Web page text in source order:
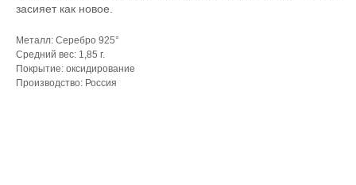
засияет как новое.
Металл: Серебро 925°
Средний вес: 1,85 г.
Покрытие: оксидирование
Производство: Россия